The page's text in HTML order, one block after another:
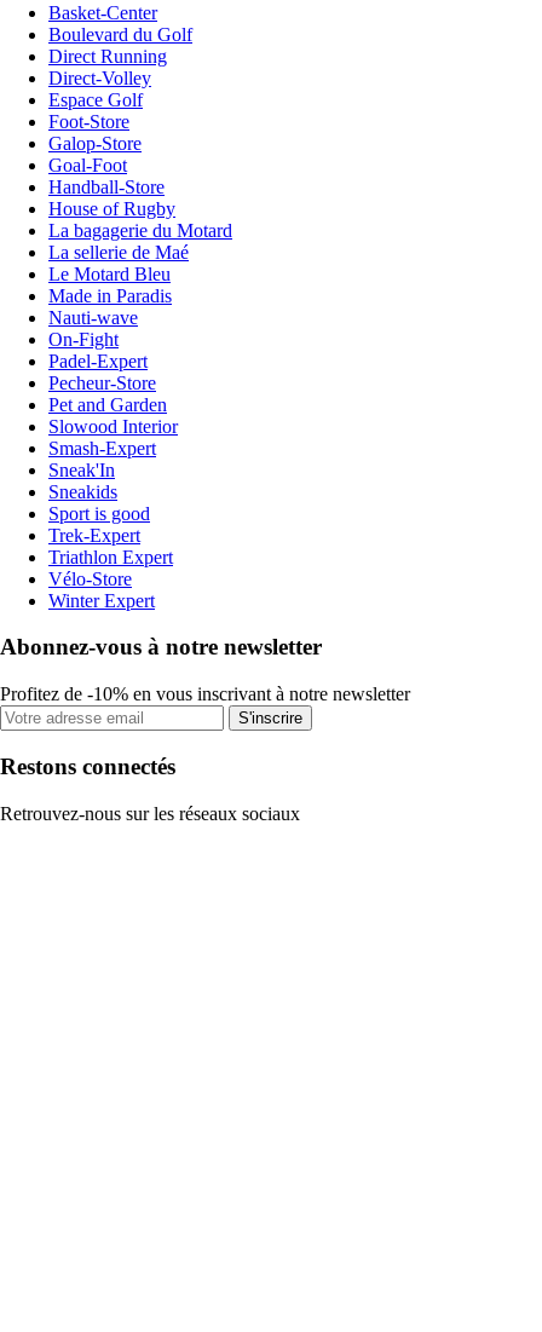
Basket-Center
Boulevard du Golf
Direct Running
Direct-Volley
Espace Golf
Foot-Store
Galop-Store
Goal-Foot
Handball-Store
House of Rugby
La bagagerie du Motard
La sellerie de Maé
Le Motard Bleu
Made in Paradis
Nauti-wave
On-Fight
Padel-Expert
Pecheur-Store
Pet and Garden
Slowood Interior
Smash-Expert
Sneak'In
Sneakids
Sport is good
Trek-Expert
Triathlon Expert
Vélo-Store
Winter Expert
Abonnez-vous à notre newsletter
Profitez de -10% en vous inscrivant à notre newsletter
S'inscrire
Restons connectés
Retrouvez-nous sur les réseaux sociaux